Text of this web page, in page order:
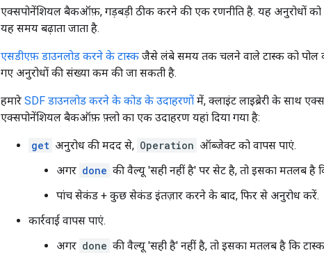
एक्सपोनेंशियल बैकऑफ़, गड़बड़ी ठीक करने की एक रणनीति है. यह अनुरोधों
यह समय बढ़ाता जाता है.
एसडीएफ़ डाउनलोड करने के टास्क जैसे लंबे समय तक चलने वाले टास्क को
गए अनुरोधों की संख्या कम की जा सकती है.
हमारे SDF डाउनलोड करने के कोड के उदाहरणों में, क्लाइंट लाइब्रेरी के साथ
एक्सपोनेंशियल बैकऑफ़ फ़्लो का एक उदाहरण यहां दिया गया है:
get अनुरोध की मदद से, Operation ऑब्जेक्ट को वापस पाएं.
अगर done की वैल्यू 'सही नहीं है' पर सेट है, तो इसका मतलब है
पांच सेकंड + कुछ सेकंड इंतज़ार करने के बाद, फिर से अनुरोध करें.
कार्रवाई वापस पाएं.
अगर done की वैल्यू 'सही है' नहीं है, तो इसका मतलब है कि